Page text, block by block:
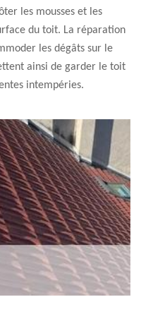
les mousses et les
du toit. La réparation
les dégâts sur le
ainsi de garder le toit
intempéries.